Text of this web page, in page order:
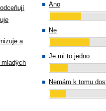
a
mladých
Ano
Ne
Je mi to jedno
Nemám k tomu